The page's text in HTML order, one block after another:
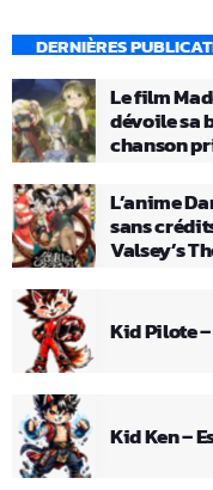
DERNIÈRES
Le film
dévoile sa
chanson
L’anime
sans
Valsey’s
Kid Pilote
Kid Ken –